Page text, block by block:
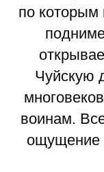
по которым
Чуйскую
воинам.
ощущение